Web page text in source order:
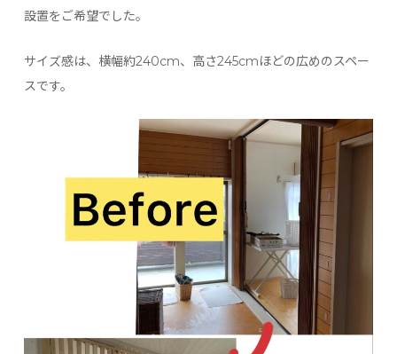
設置をご希望でした。
サイズ感は、横幅約240cm、高さ245cmほどの広めのスペー
スです。